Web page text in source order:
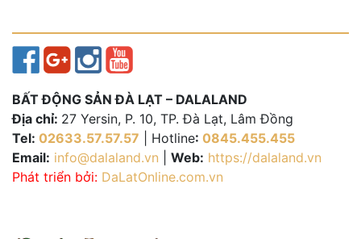
BẤT ĐỘNG SẢN ĐÀ LẠT – DALALAND
Địa chỉ: 27 Yersin, P. 10, TP. Đà Lạt, Lâm Đồng
Tel: 02633.57.57.57 | Hotline: 0845.455.455
Email: info@dalaland.vn Web: https://dalaland.vn
Phát triển bởi: DaLatOnline.com.vn